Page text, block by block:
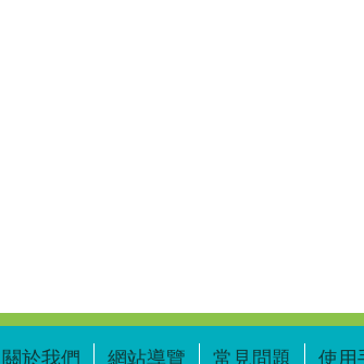
關於我們 網站導覽 常見問題 使用